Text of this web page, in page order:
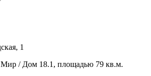
1
/ Дом 18.1, площадью 79 кв.м.